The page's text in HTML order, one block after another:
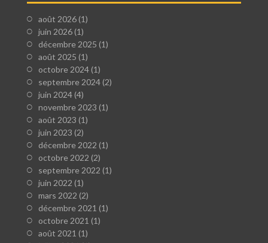
août 2026(1)
juin 2026(1)
décembre 2025 (1)
août 2025 (1)
octobre 2024(1)
septembre 2024(2)
juin 2024(4)
novembre 2023 (1)
août 2023 (1)
juin 2023 (2)
décembre 2022 (1)
octobre 2022 (2)
septembre 2022 (1)
juin 2022 (1)
mars 2022 (2)
décembre 2021 (1)
octobre 2021 (1)
août 2021 (1)